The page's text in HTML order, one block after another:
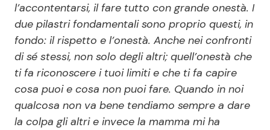
l’accontentarsi, il fare tutto con grande onestà. I
due pilastri fondamentali sono proprio questi, in
fondo: il rispetto e l’onestà. Anche nei confronti
di sé stessi, non solo degli altri; quell’onestà che
ti fa riconoscere i tuoi limiti e che ti fa capire
cosa puoi e cosa non puoi fare. Quando in noi
qualcosa non va bene tendiamo sempre a dare
la colpa gli altri e invece la mamma mi ha